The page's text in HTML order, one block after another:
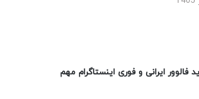
فالوور ایرانی و فوری اینستاگرام مهم